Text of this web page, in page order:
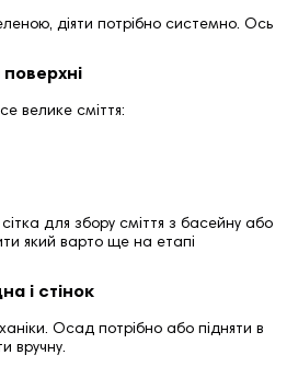
діяти потрібно системно. Ось
велике сміття:
для збору сміття з басейну або
який варто ще на етапі
і стінок
Осад потрібно або підняти в
вручну.